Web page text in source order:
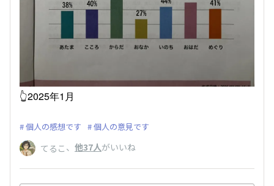
👆2025年1月
個人の感想です 個人の意見です
てるこ 、 他37人がいいね